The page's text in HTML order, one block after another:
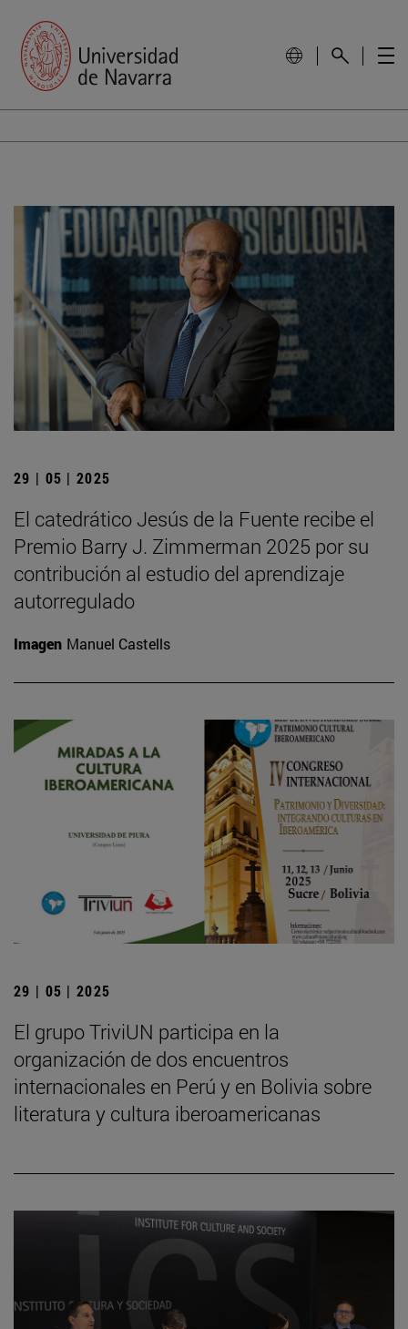
29 | 05 | 2025
El catedrático Jesús de la Fuente recibe el
Premio Barry J. Zimmerman 2025 por su
contribución al estudio del aprendizaje
autorregulado
Imagen Manuel Castells
29 | 05 | 2025
El grupo TriviUN participa en la
organización de dos encuentros
internacionales en Perú y en Bolivia sobre
literatura y cultura iberoamericanas